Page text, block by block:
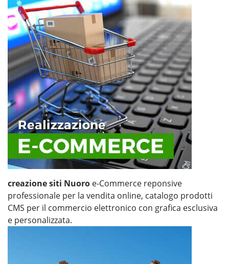
creazione siti Nuoro e-Commerce reponsive
professionale per la vendita online, catalogo prodotti
CMS per il commercio elettronico con grafica esclusiva
e personalizzata.